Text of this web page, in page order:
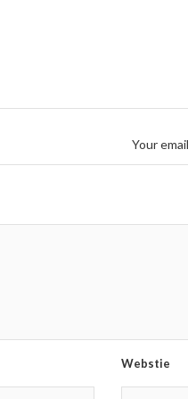
Your
Webstie